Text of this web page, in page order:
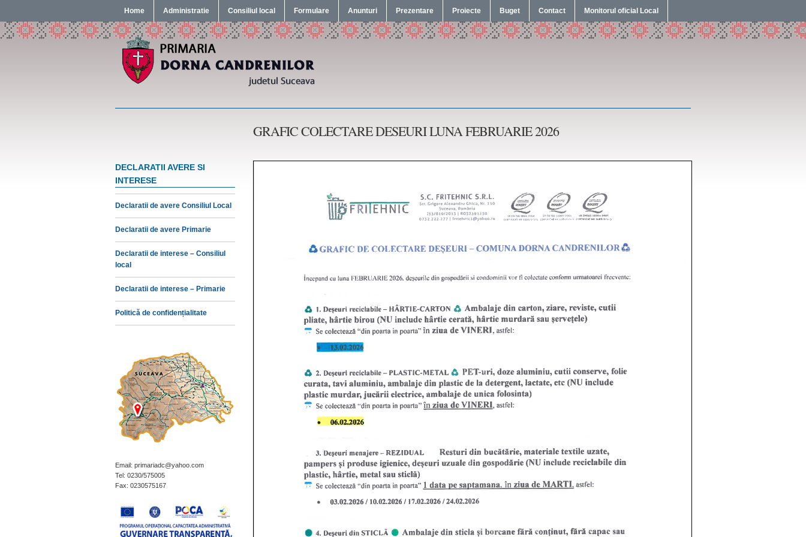
Home Administratie Consiliul local Formulare Anunturi Prezentare Proiecte Buget Contact Monitorul oficial Local
GRAFIC COLECTARE DESEURI LUNA FEBRUARIE 2026
DECLARATII AVERE SI
INTERESE
Declaratii de avere Consiliul Local
Declaratii de avere Primarie
Declaratii de interese – Consiliul
local
Declaratii de interese – Primarie
Politică de confidențialitate
Email: primariadc@yahoo.com
Tel: 0230/575005
Fax: 0230575167